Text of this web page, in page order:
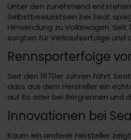
Unter den zunehmend
Selbstbewusstsein bei Seat
Hinwendung zu Volkswagen.
sorgten für Verkaufserfolge und
Rennsporterfolge
Seit den 1970er Jahren fährt
dass aus dem Hersteller ein
auf Eis oder bei Bergrennen
Innovationen bei
Kaum ein anderer Hersteller